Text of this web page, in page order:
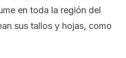
en toda la región del
sus tallos y hojas, como